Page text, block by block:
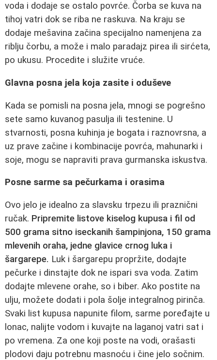
voda i dodaje se ostalo povrće. Čorba se kuva na
tihoj vatri dok se riba ne raskuva. Na kraju se
dodaje mešavina začina specijalno namenjena za
riblju čorbu, a može i malo paradajz pirea ili sirćeta,
po ukusu. Procedite i služite vruće.
Glavna posna jela koja zasite i oduševe
Kada se pomisli na posna jela, mnogi se pogrešno
sete samo kuvanog pasulja ili testenine. U
stvarnosti, posna kuhinja je bogata i raznovrsna, a
uz prave začine i kombinacije povrća, mahunarki i
soje, mogu se napraviti prava gurmanska iskustva.
Posne sarme sa pečurkama i orasima
Ovo jelo je idealno za slavsku trpezu ili praznični
ručak. Pripremite listove kiselog kupusa i fil od
500 grama sitno iseckanih šampinjona, 150 grama
mlevenih oraha, jedne glavice crnog luka i
šargarepe. Luk i šargarepu propržite, dodajte
pečurke i dinstajte dok ne ispari sva voda. Zatim
dodajte mlevene orahe, so i biber. Ako postite na
ulju, možete dodati i pola šolje integralnog pirinča.
Svaki list kupusa napunite filom, sarme poređajte u
lonac, nalijte vodom i kuvajte na laganoj vatri sat i
po vremena. Za one koji poste na vodi, orašasti
plodovi daju potrebnu masnoću i čine jelo sočnim.